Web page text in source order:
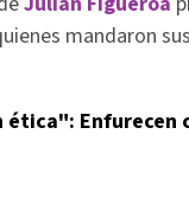
mandaron
ética": Enfurecen